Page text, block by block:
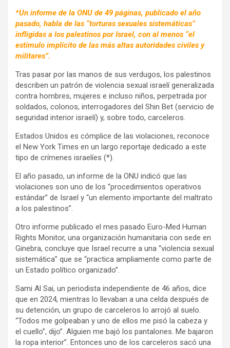
*Un informe de la ONU de 49 páginas, publicado el año
pasado, habla de las “torturas sexuales sistemáticas”
infligidas a los palestinos por Israel, con al menos “el
estímulo implícito de las más altas autoridades civiles y
militares”.
Tras pasar por las manos de sus verdugos, los palestinos
describen un patrón de violencia sexual israelí generalizada
contra hombres, mujeres e incluso niños, perpetrada por
soldados, colonos, interrogadores del Shin Bet (servicio de
seguridad interior israelí) y, sobre todo, carceleros.
Estados Unidos es cómplice de las violaciones, reconoce
el New York Times en un largo reportaje dedicado a este
tipo de crímenes israelíes (*).
El año pasado, un informe de la ONU indicó que las
violaciones son uno de los “procedimientos operativos
estándar” de Israel y “un elemento importante del maltrato
a los palestinos”.
Otro informe publicado el mes pasado Euro-Med Human
Rights Monitor, una organización humanitaria con sede en
Ginebra, concluye que Israel recurre a una “violencia sexual
sistemática” que se “practica ampliamente como parte de
un Estado político organizado”.
Sami Al Sai, un periodista independiente de 46 años, dice
que en 2024, mientras lo llevaban a una celda después de
su detención, un grupo de carceleros lo arrojó al suelo.
“Todos me golpeaban y uno de ellos me pisó la cabeza y
el cuello”, dijo”. Alguien me bajó los pantalones. Me bajaron
la ropa interior”. Entonces uno de los carceleros sacó una